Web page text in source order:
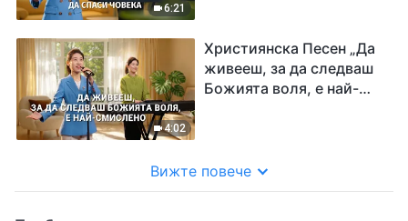
6:21
4:02
Християнска Песен „Да
живееш, за да следваш
Божията воля, е най-
Вижте повече